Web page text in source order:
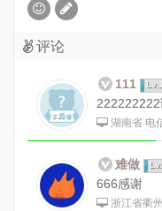
评论
111 Lv.1
湖南省 电
难做
666感谢
浙江省衢